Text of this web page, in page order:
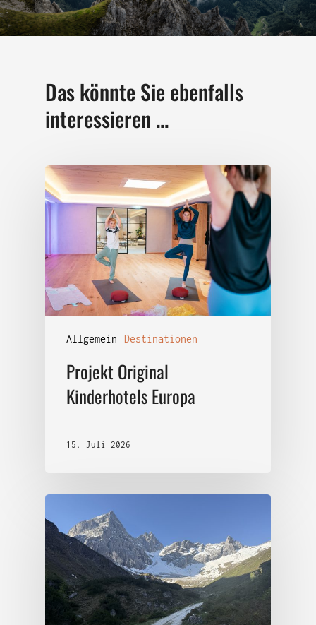
Das könnte Sie ebenfalls
interessieren ...
Allgemein Destinationen
Projekt Original
Kinderhotels Europa
15. Juli 2026